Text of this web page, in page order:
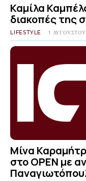
Καμίλα
διακοπές της
LIFESTYLE 1
Μίνα
στο OPEN με